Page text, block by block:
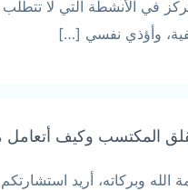
في الأنشطة التي لا
وأؤذي نفسي […]
المكتسب وكيف أتعامل
الله وبركاته، أريد